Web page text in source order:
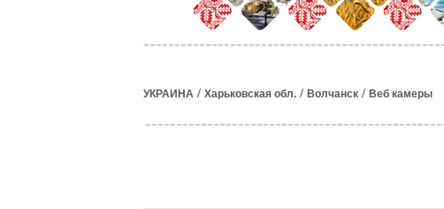
УКРАИНА / Харьковская обл. / Волчанск / Веб камеры